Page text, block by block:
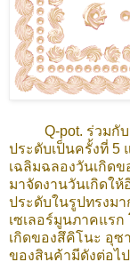
Q-pot. ร่วมกั
ประดับเป็นครั้งที่ 5
เฉลิมฉลองวันเกิด
มาจัดงานวันเกิดใ
ประดับในรูปทรงมา
เซเลอร์มูนภาคแร
เกิดของสึคิโนะ อุซ
ของสินค้ามีดังต่อไ